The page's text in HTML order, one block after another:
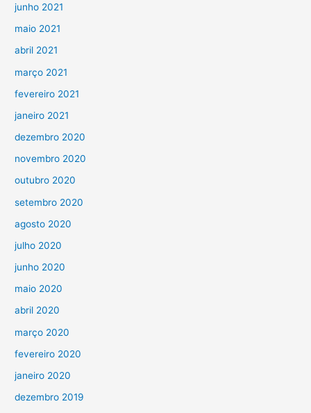
junho 2021
maio 2021
abril 2021
março 2021
fevereiro 2021
janeiro 2021
dezembro 2020
novembro 2020
outubro 2020
setembro 2020
agosto 2020
julho 2020
junho 2020
maio 2020
abril 2020
março 2020
fevereiro 2020
janeiro 2020
dezembro 2019